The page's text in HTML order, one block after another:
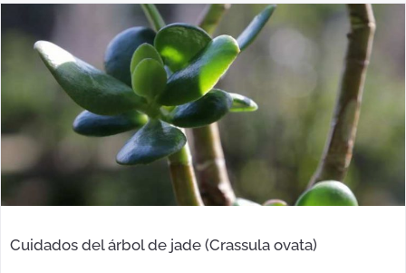
Cuidados del árbol de jade (Crassula ovata)